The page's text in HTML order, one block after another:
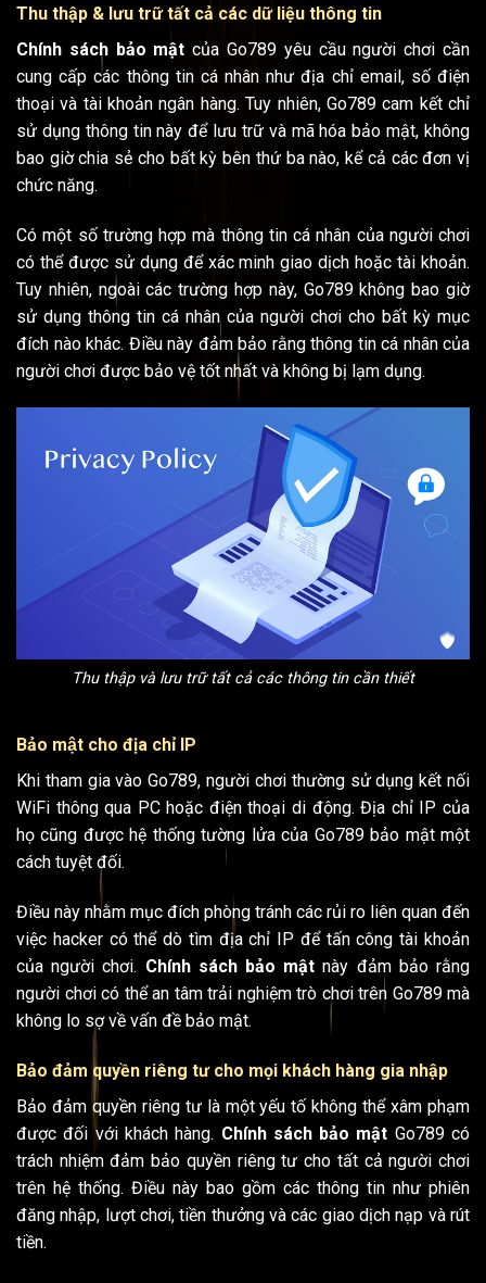
Thu thập & lưu trữ tất cả các dữ liệu thông tin
Chính sách bảo mậtcủa Go789 yêu cầu người chơi cần
cung cấp các thông tin cá nhân như địa chỉ email, số điện
thoại và tài khoản ngân hàng. Tuy nhiên, Go789 cam kết chỉ
sử dụng thông tin này để lưu trữ và mã hóa bảo mật, không
bao giờ chia sẻ cho bất kỳ bên thứ ba nào, kể cả các đơn vị
chức năng.
Có một số trường hợp mà thông tin cá nhân của người chơi
có thể được sử dụng để xác minh giao dịch hoặc tài khoản.
Tuy nhiên, ngoài các trường hợp này, Go789 không bao giờ
sử dụng thông tin cá nhân của người chơi cho bất kỳ mục
đích nào khác. Điều này đảm bảo rằng thông tin cá nhân của
người chơi được bảo vệ tốt nhất và không bị lạm dụng.
Thu thập và lưu trữ tất cả các thông tin cần thiết
Bảo mật cho địa chỉ IP
Khi tham gia vào Go789, người chơi thường sử dụng kết nối
WiFi thông qua PC hoặc điện thoại di động. Địa chỉ IP của
họ cũng được hệ thống tường lửa của Go789 bảo mật một
cách tuyệt đối.
Điều này nhằm mục đích phòng tránh các rủi ro liên quan đến
việc hacker có thể dò tìm địa chỉ IP để tấn công tài khoản
của người chơi. Chính sách bảo mật này đảm bảo rằng
người chơi có thể an tâm trải nghiệm trò chơi trên Go789 mà
không lo sợ về vấn đề bảo mật.
Bảo đảm quyền riêng tư cho mọi khách hàng gia nhập
Bảo đảm quyền riêng tư là một yếu tố không thể xâm phạm
được đối với khách hàng. Chính sách bảo mật Go789 có
trách nhiệm đảm bảo quyền riêng tư cho tất cả người chơi
trên hệ thống. Điều này bao gồm các thông tin như phiên
đăng nhập, lượt chơi, tiền thưởng và các giao dịch nạp và rút
tiền.